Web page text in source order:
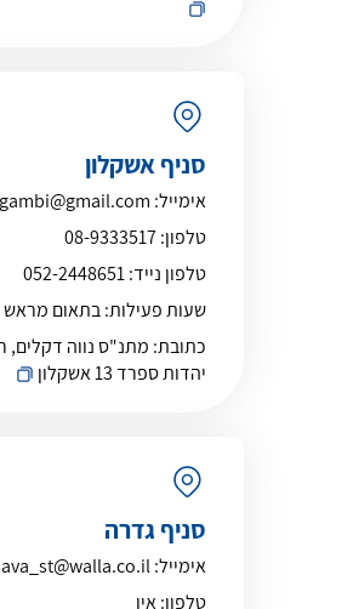
סניף אשקלון
אימייל:
טלפון:08-9333517
טלפון נייד:052-2448651
שעות פעילות:בתאום מראש
כתובת: מתנ"ס נווה דקלים,
יהדות ספרד 13 אשקלון
סניף גדרה
אימייל:
טלפון:אין